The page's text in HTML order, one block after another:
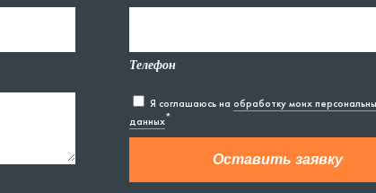
Телефон
Я соглашаюсь на обработку моих
данных*